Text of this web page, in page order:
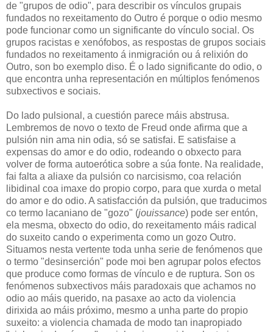
de "grupos de odio", para describir os vínculos grupais
fundados no rexeitamento do Outro é porque o odio mesmo
pode funcionar como un significante do vínculo social. Os
grupos racistas e xenófobos, as respostas de grupos sociais
fundados no rexeitamento á inmigración ou á relixión do
Outro, son bo exemplo diso. É o lado significante do odio, o
que encontra unha representación en múltiplos fenómenos
subxectivos e sociais.
Do lado pulsional, a cuestión parece máis abstrusa.
Lembremos de novo o texto de Freud onde afirma que a
pulsión nin ama nin odia, só se satisfai. E satisfaise a
expensas do amor e do odio, rodeando o obxecto para
volver de forma autoerótica sobre a súa fonte. Na realidade,
fai falta a aliaxe da pulsión co narcisismo, coa relación
libidinal coa imaxe do propio corpo, para que xurda o metal
do amor e do odio. A satisfacción da pulsión, que traducimos
co termo lacaniano de "gozo" (jouissance) pode ser entón,
ela mesma, obxecto do odio, do rexeitamento máis radical
do suxeito cando o experimenta como un gozo Outro.
Situamos nesta vertente toda unha serie de fenómenos que
o termo "desinserción" pode moi ben agrupar polos efectos
que produce como formas de vínculo e de ruptura. Son os
fenómenos subxectivos máis paradoxais que achamos no
odio ao máis querido, na pasaxe ao acto da violencia
dirixida ao máis próximo, mesmo a unha parte do propio
suxeito: a violencia chamada de modo tan inapropiado